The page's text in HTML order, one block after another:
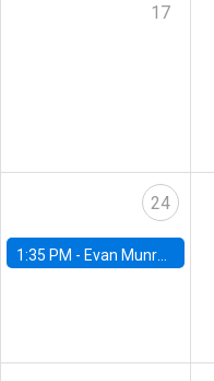
17
24
1:35 PM - Evan Munro, Neyman Visiting Assistant Professor in the Department of Statistics at UC Berkeley